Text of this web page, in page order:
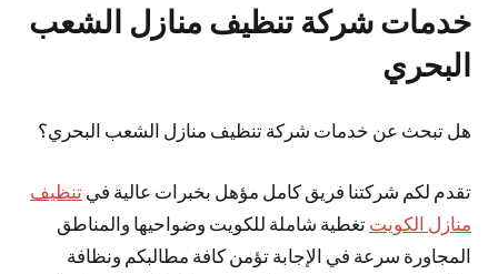
خدمات شركة تنظيف منازل الشعب
البحري
هل تبحث عن خدمات شركة تنظيف منازل الشعب البحري؟
تقدم لكم شركتنا فريق كامل مؤهل بخبرات عالية في تنظيف
منازل الكويت تغطية شاملة للكويت وضواحيها والمناطق
المجاورة سرعة في الإجابة تؤمن كافة مطالبكم ونظافة